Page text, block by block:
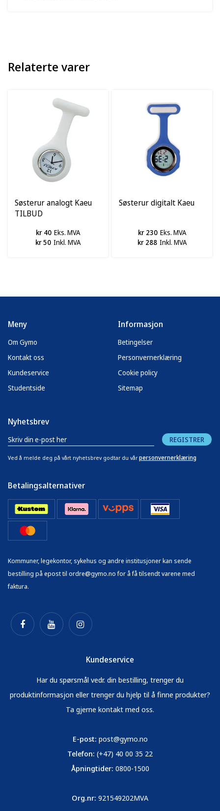
Relaterte varer
Søsterur analogt Kaeu
TILBUD
kr 40 Eks. MVA
kr 50 Inkl. MVA
Søsterur digitalt Kaeu
kr 230 Eks. MVA
kr 288 Inkl. MVA
Meny
Om Gymo
Kontakt oss
Kundeservice
Studentside
Informasjon
Betingelser
Personvernerklæring
Cookie policy
Sitemap
Nyhetsbrev
REGISTRER
Ved å melde deg på vårt nyhetsbrev godtar du vår personvernerklæring
Betalingsalternativer
Kommuner, legekontor, sykehus og andre institusjoner kan sende
bestilling på epost til ordre@gymo.no for å få tilsendt varene med
faktura.
Kundeservice
Har du spørsmål vedr. din bestilling, trenger du
produktinformasjon eller trenger du hjelp til å finne produkter?
Ta gjerne kontakt med oss.
E-post: post@gymo.no
Telefon: (+47) 40 00 35 22
Åpningtider: 0800-1500
Org.nr: 921549202MVA